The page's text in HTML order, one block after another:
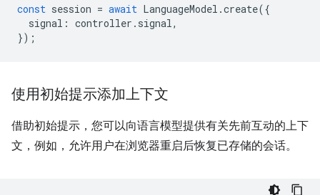
const session = await LanguageModel .create({
signal : controller . signal,
});
使用初始提示添加上下文
借助初始提示，您可以向语言模型提供有关先前互动的上下
文，例如，允许用户在浏览器重启后恢复已存储的会话。